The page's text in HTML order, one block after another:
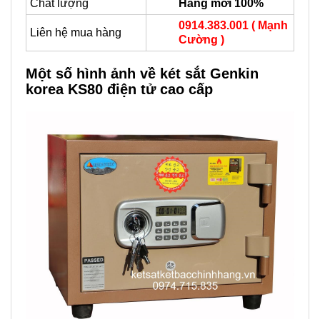
Chất lượng
Hàng mới 100%
Liên hệ mua hàng
0914.383.001 ( Mạnh
Cường )
Một số hình ảnh về két sắt Genkin
korea KS80 điện tử cao cấp